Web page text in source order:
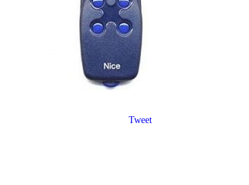
Tweet